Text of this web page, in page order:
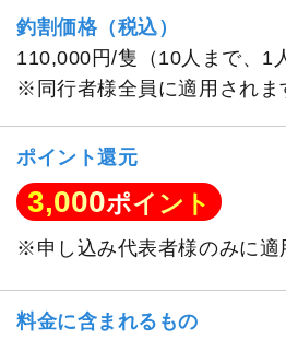
釣割価格（税込）
110,000円/隻（10人まで、1
※同行者様全員に適用されま
ポイント還元
3,000ポイント
※申し込み代表者様のみに適
料金に含まれるもの